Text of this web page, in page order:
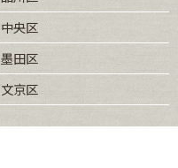
中央区
墨田区
文京区